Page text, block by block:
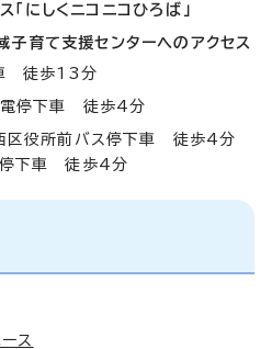
「にしくニコニコひろば」
子育て支援センターへのアクセス
徒歩13分
停下車 徒歩4分
区役所前バス停下車 徒歩4分
停下車 徒歩4分
ス